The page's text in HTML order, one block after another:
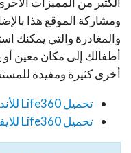
ومشاركة الموقع هذا
والمغادرة والتي يمكنك
أطفالك إلى مكان معين أو
أخرى كثيرة ومفيدة
تحميل Life360 للأندرويد
تحميل Life360 للايفون